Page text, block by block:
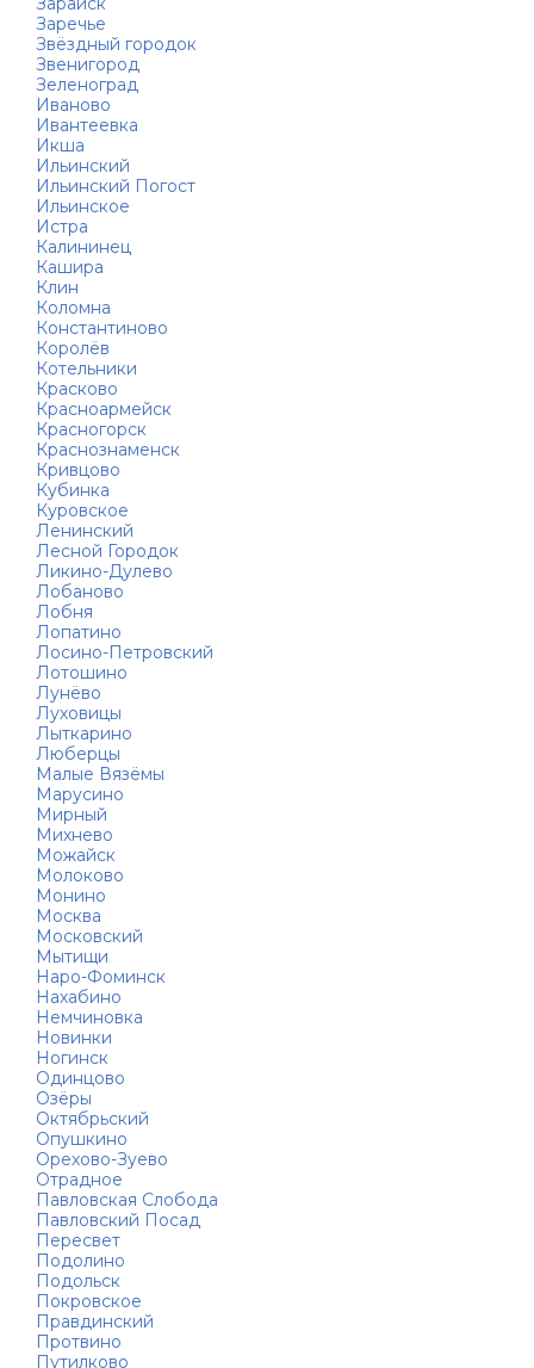
Заречье
Звёздный городок
Звенигород
Зеленоград
Иваново
Ивантеевка
Икша
Ильинский
Ильинский Погост
Ильинское
Истра
Калининец
Кашира
Клин
Коломна
Константиново
Королёв
Котельники
Красково
Красноармейск
Красногорск
Краснознаменск
Кривцово
Кубинка
Куровское
Ленинский
Лесной Городок
Ликино-Дулево
Лобаново
Лобня
Лопатино
Лосино-Петровский
Лотошино
Лунёво
Луховицы
Лыткарино
Люберцы
Малые Вязёмы
Марусино
Мирный
Михнево
Можайск
Молоково
Монино
Москва
Московский
Мытищи
Наро-Фоминск
Нахабино
Немчиновка
Новинки
Ногинск
Одинцово
Озёры
Октябрьский
Опушкино
Орехово-Зуево
Отрадное
Павловская Слобода
Павловский Посад
Пересвет
Подолино
Подольск
Покровское
Правдинский
Протвино
Путилково